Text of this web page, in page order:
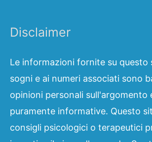
Disclaimer
Le informazioni fornite su questo
sogni e ai numeri associati sono
opinioni personali sull'argomento
puramente informative. Questo
consigli psicologici o terapeutici